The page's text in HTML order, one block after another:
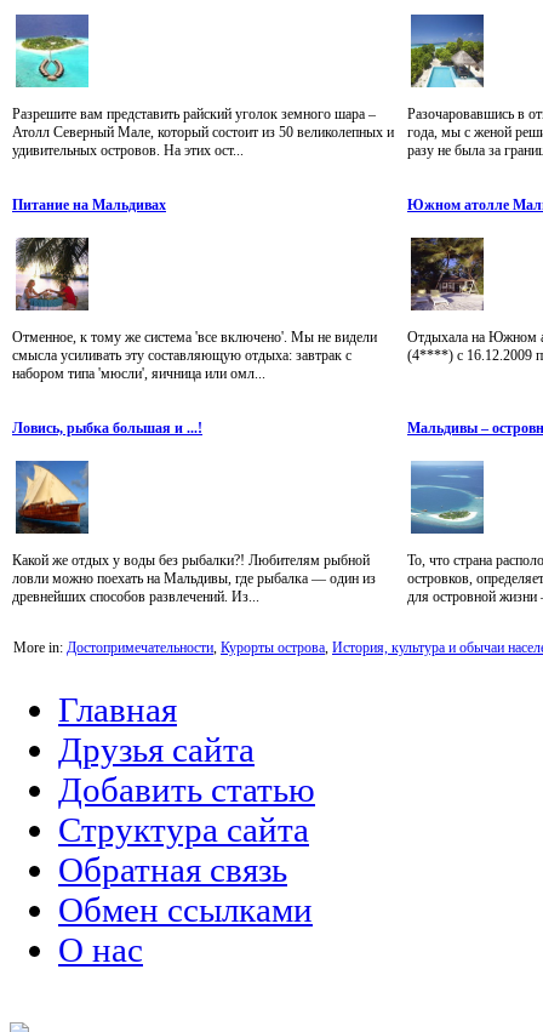
Разрешите вам представить райский уголок земного шара –
Атолл Северный Мале, который состоит из 50 великолепных и
удивительных островов. На этих ост...
Разочаровавшись в
года, мы с женой
разу не была за
Питание на Мальдивах
Отменное, к тому же система 'все включено'. Мы не видели
смысла усиливать эту составляющую отдыха: завтрак с
набором типа 'мюсли', яичница или омл...
Южном атолле
Отдыхала на Южном
(4****) с 16.12.2009
Ловись, рыбка большая и ...!
Какой же отдых у воды без рыбалки?! Любителям рыбной
ловли можно поехать на Мальдивы, где рыбалка — один из
древнейших способов развлечений. Из...
Мальдивы –
То, что страна
островков,
для островной жизни
More in: Достопримечательности, Курорты острова, История, культура и обычаи
Главная
Друзья сайта
Добавить статью
Структура сайта
Обратная связь
Обмен ссылками
О нас